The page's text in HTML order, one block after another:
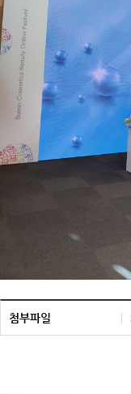
첨부파일